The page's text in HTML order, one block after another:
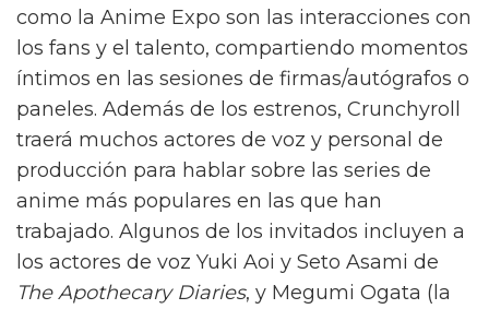
como la Anime Expo son las interacciones con
los fans y el talento, compartiendo momentos
íntimos en las sesiones de firmas/autógrafos o
paneles. Además de los estrenos, Crunchyroll
traerá muchos actores de voz y personal de
producción para hablar sobre las series de
anime más populares en las que han
trabajado. Algunos de los invitados incluyen a
los actores de voz Yuki Aoi y Seto Asami de
The Apothecary Diaries, y Megumi Ogata (la